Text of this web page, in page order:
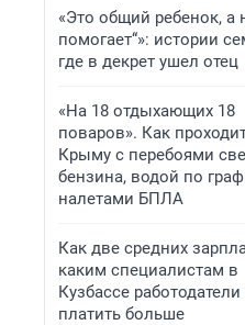
«Это общий ребенок, а
помогает“»: истории
где в декрет ушел отец
«На 18 отдыхающих 18
поваров». Как
Крыму с перебоями
бензина, водой по
налетами БПЛА
Как две средних
каким специалистам в
Кузбассе
платить больше